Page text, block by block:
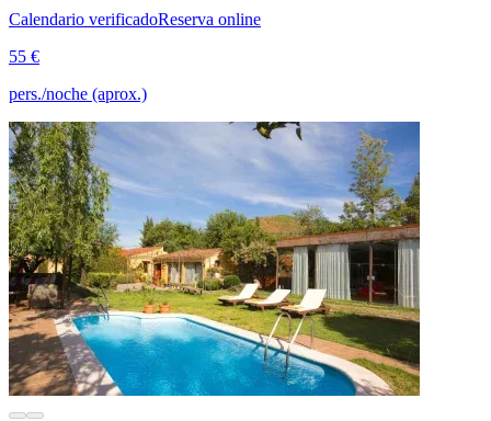
Calendario verificadoReserva online
55 €
pers./noche (aprox.)